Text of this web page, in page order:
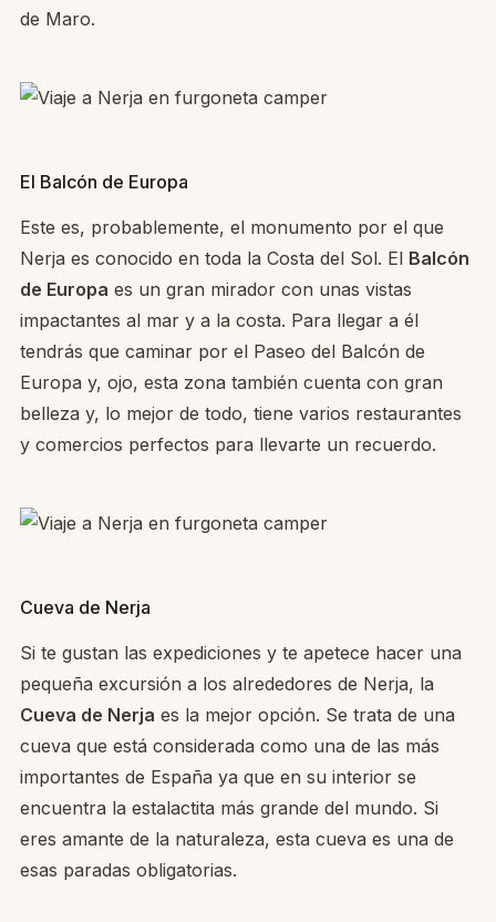
de Maro.
El Balcón de Europa
Este es, probablemente, el monumento por el que
Nerja es conocido en toda la Costa del Sol. El Balcón
de Europa es un gran mirador con unas vistas
impactantes al mar y a la costa. Para llegar a él
tendrás que caminar por el Paseo del Balcón de
Europa y, ojo, esta zona también cuenta con gran
belleza y, lo mejor de todo, tiene varios restaurantes
y comercios perfectos para llevarte un recuerdo.
Cueva de Nerja
Si te gustan las expediciones y te apetece hacer una
pequeña excursión a los alrededores de Nerja, la
Cueva de Nerja es la mejor opción. Se trata de una
cueva que está considerada como una de las más
importantes de España ya que en su interior se
encuentra la estalactita más grande del mundo. Si
eres amante de la naturaleza, esta cueva es una de
esas paradas obligatorias.